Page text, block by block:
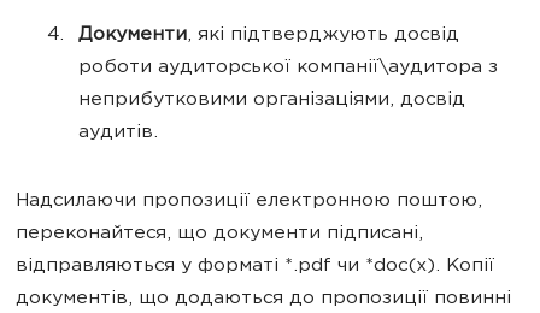
Документи, які підтверджують досвід
роботи аудиторської компанії\аудитора з
неприбутковими організаціями, досвід
аудитів.
Надсилаючи пропозиції електронною поштою,
переконайтеся, що документи підписані,
відправляються у форматі *.pdf чи *doc(x). Копії
документів, що додаються до пропозиції повинні